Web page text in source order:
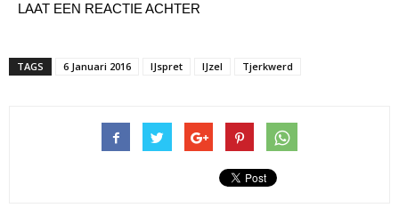
LAAT EEN REACTIE ACHTER
TAGS 6 Januari 2016 IJspret IJzel Tjerkwerd